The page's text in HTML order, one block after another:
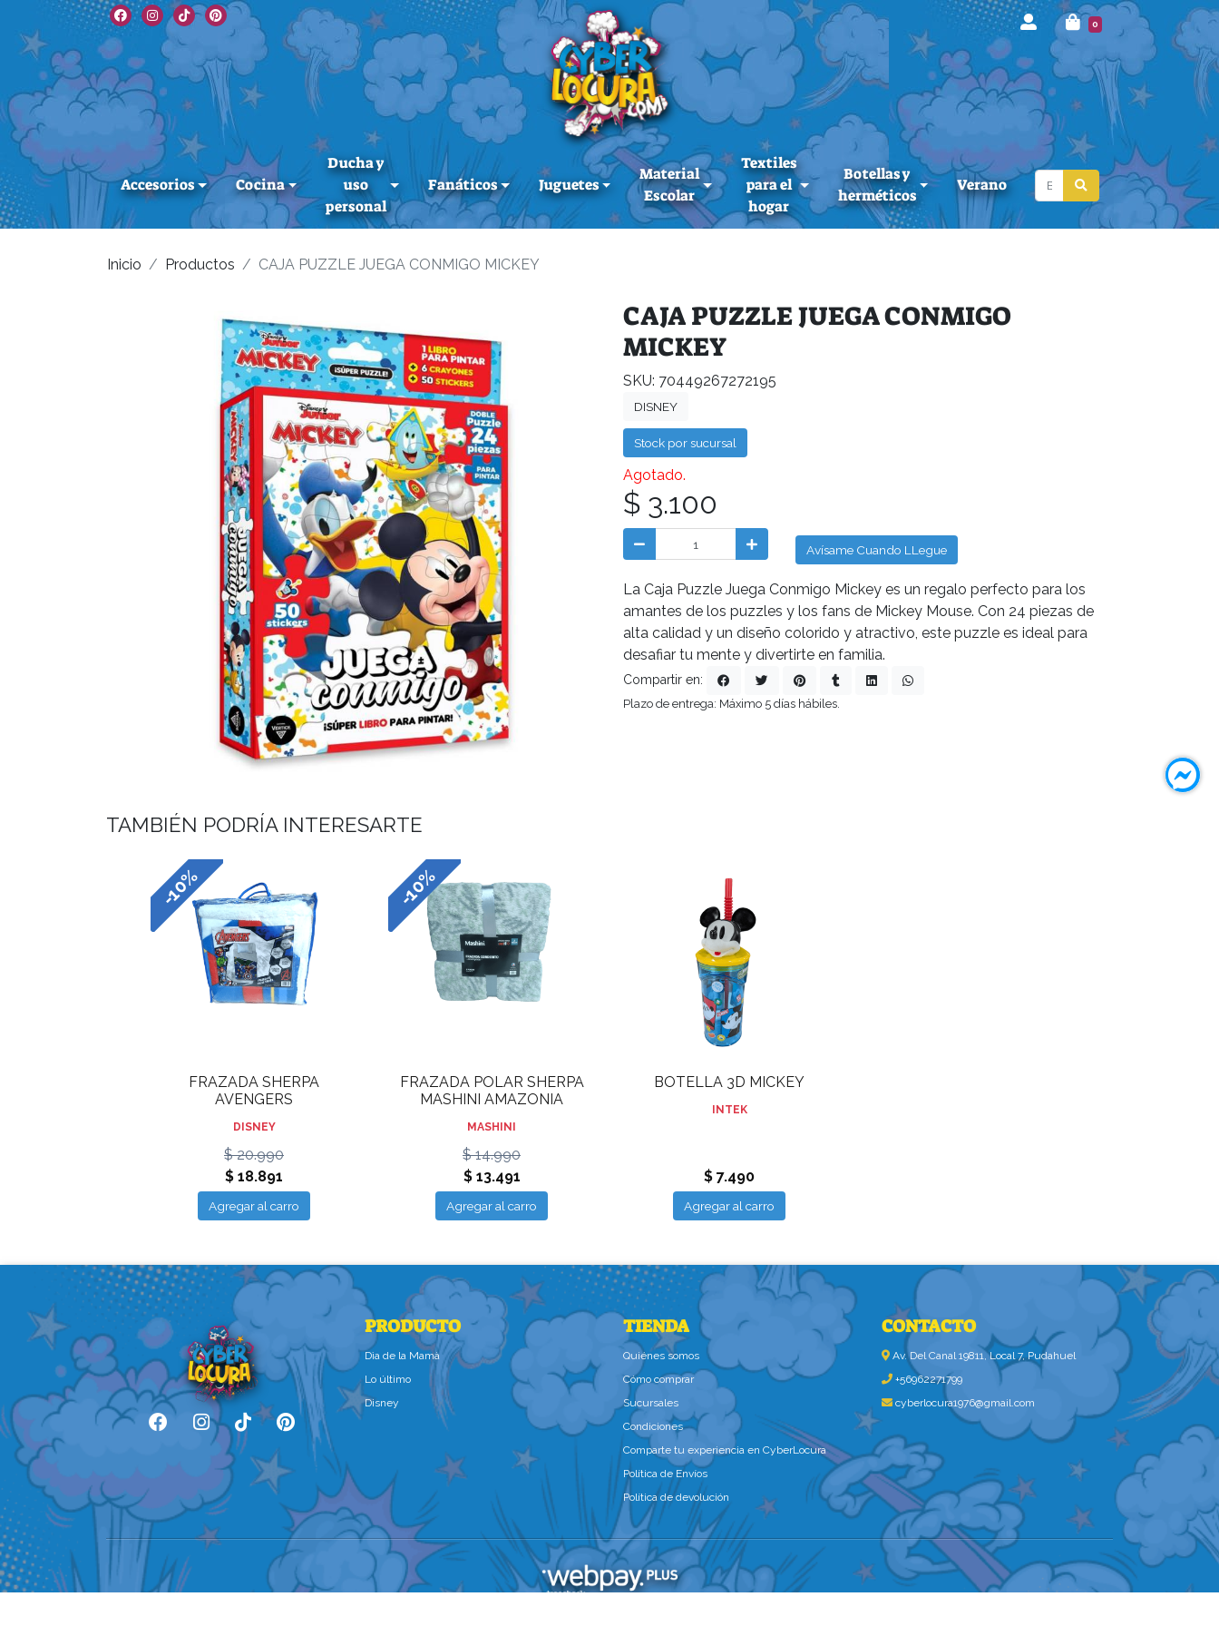
0
Accesorios Cocina
Ducha y
uso
personal
Fanáticos Juguetes
Material
Escolar
Textiles
para el
hogar
Botellas y
herméticos
Verano
Inicio Productos CAJA PUZZLE JUEGA CONMIGO MICKEY
CAJA PUZZLE JUEGA CONMIGO
MICKEY
SKU: 70449267272195
DISNEY
Stock por sucursal
Agotado.
$ 3.100
Avísame Cuando LLegue
La Caja Puzzle Juega Conmigo Mickey es un regalo perfecto para los
amantes de los puzzles y los fans de Mickey Mouse. Con 24 piezas de
alta calidad y un diseño colorido y atractivo, este puzzle es ideal para
desafiar tu mente y divertirte en familia.
Compartir en:
Plazo de entrega: Máximo 5 días hábiles.
TAMBIÉN PODRÍA INTERESARTE
-10%
FRAZADA SHERPA
AVENGERS
DISNEY
$ 20.990
$ 18.891
Agregar al carro
-10%
FRAZADA POLAR SHERPA
MASHINI AMAZONIA
MASHINI
$ 14.990
$ 13.491
Agregar al carro
BOTELLA 3D MICKEY
INTEK
$ 7.490
Agregar al carro
PRODUCTO
Dìa de la Mamà
Lo último
Disney
TIENDA
Quiénes somos
Cómo comprar
Sucursales
Condiciones
Comparte tu experiencia en CyberLocura
Política de Envíos
Política de devolución
CONTACTO
Av. Del Canal 19811, Local 7, Pudahuel
+56962271799
cyberlocura1976@gmail.com